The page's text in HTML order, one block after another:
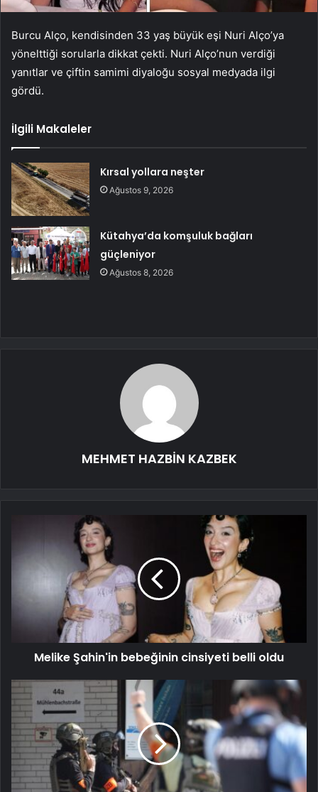
Burcu Alço, kendisinden 33 yaş büyük eşi Nuri Alço’ya
yönelttiği sorularla dikkat çekti. Nuri Alço’nun verdiği
yanıtlar ve çiftin samimi diyaloğu sosyal medyada ilgi
gördü.
İlgili Makaleler
Kırsal yollara neşter
Ağustos 9, 2026
Kütahya’da komşuluk bağları
güçleniyor
Ağustos 8, 2026
MEHMET HAZBİN KAZBEK
Melike Şahin'in bebeğinin cinsiyeti belli oldu